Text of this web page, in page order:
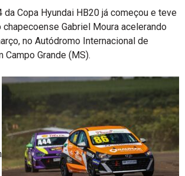
da Copa Hyundai HB20 já começou e teve
Gabriel Moura acelerando
no Autódromo Internacional de
Campo Grande (MS).